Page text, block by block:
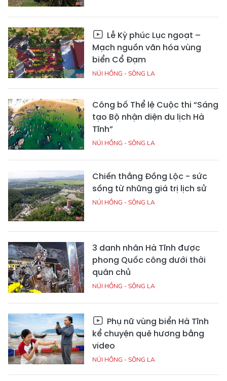
Lễ Kỳ phúc Lục ngoạt –
Mạch nguồn văn hóa vùng
biển Cổ Đạm
NÚI HỒNG - SÔNG LA
Công bố Thể lệ Cuộc thi “Sáng
tạo Bộ nhận diện du lịch Hà
Tĩnh”
NÚI HỒNG - SÔNG LA
Chiến thắng Đồng Lộc - sức
sống từ những giá trị lịch sử
NÚI HỒNG - SÔNG LA
3 danh nhân Hà Tĩnh được
phong Quốc công dưới thời
quân chủ
NÚI HỒNG - SÔNG LA
Phụ nữ vùng biển Hà Tĩnh
kể chuyện quê hương bằng
video
NÚI HỒNG - SÔNG LA